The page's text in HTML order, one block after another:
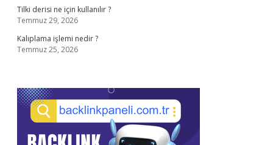
Tilki derisi ne için kullanılır ?
Temmuz 29, 2026
Kalıplama işlemi nedir ?
Temmuz 25, 2026